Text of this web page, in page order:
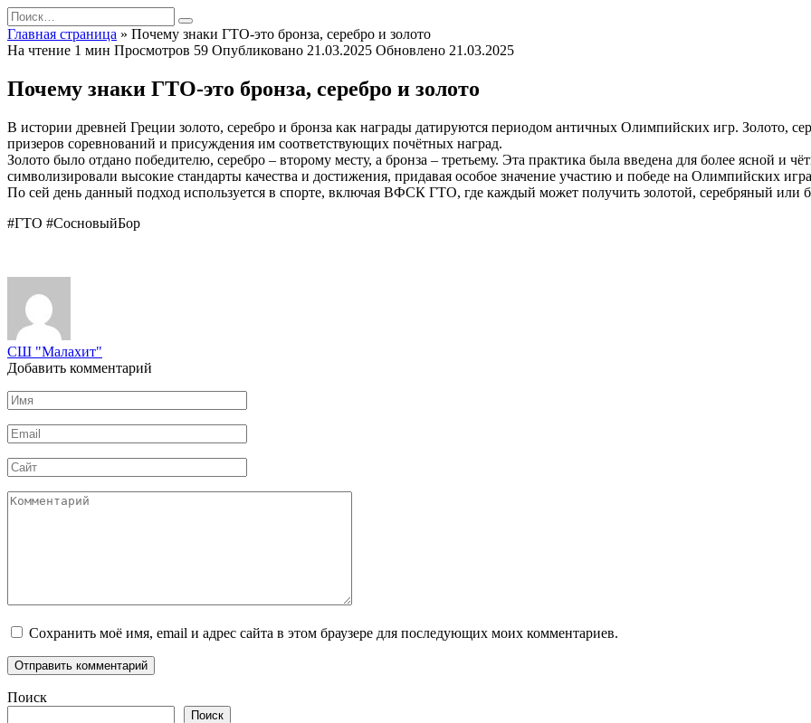
Перейти
к
содержанию
Search
for:
Главная страница » Почему знаки ГТО-это бронза, серебро и золото
На чтение 1 мин Просмотров 59 Опубликовано 21.03.2025 Обновлено 21.03.2025
Почему знаки ГТО-это бронза, серебро и золото
В истории древней Греции золото, серебро и бронза как награды датируются периодом античных Олимпийских игр. Золото,
призеров соревнований и присуждения им соответствующих почётных наград.
Золото было отдано победителю, серебро – второму месту, а бронза – третьему. Эта практика была введена для более ясной и
символизировали высокие стандарты качества и достижения, придавая особое значение участию и победе на Олимпийских
По сей день данный подход используется в спорте, включая ВФСК ГТО, где каждый может получить золотой, серебряный или
#ГТО #СосновыйБор
СШ "Малахит"
Добавить комментарий
Имя
*
Email
*
Сайт
Комментарий
Сохранить моё имя, email и адрес сайта в этом браузере для последующих моих комментариев.
Поиск
Поиск